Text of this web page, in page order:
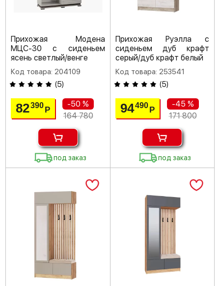
Прихожая Модена
МЦС-30 с сиденьем
ясень светлый/венге
Код товара: 204109
(5)
82390 Р
-50 %
164 780
под заказ
Прихожая Руэлла с
сиденьем дуб крафт
серый/дуб крафт белый
Код товара: 253541
(5)
94490 Р
-45 %
171 800
под заказ